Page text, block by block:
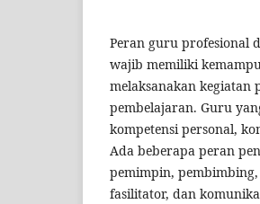
Peran guru profesional
wajib memiliki
melaksanakan kegiatan
pembelajaran. Guru
kompetensi personal,
Ada beberapa peran
pemimpin, pembimbing,
fasilitator, dan